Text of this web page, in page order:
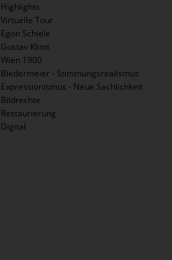
Highlights
Virtuelle Tour
Egon Schiele
Gustav Klimt
Wien 1900
Biedermeier - Stimmungsrealismus
Expressionismus - Neue Sachlichkeit
Bildrechte
Restaurierung
Digital